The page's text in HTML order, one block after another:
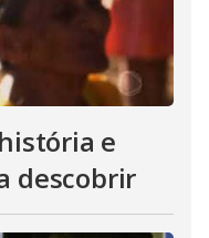
e
descobrir